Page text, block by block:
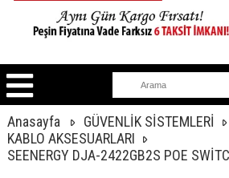
Anasayfa
GÜVENLİK SİSTEMLERİ
KABLO AKSESUARLARI
SEENERGY DJA-2422GB2S POE